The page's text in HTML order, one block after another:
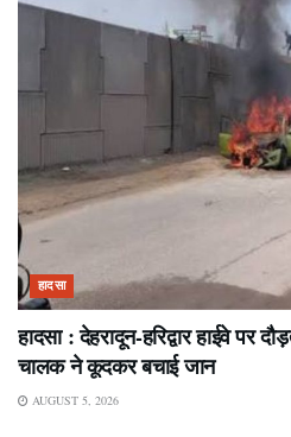
हादसा
हादसा : देहरादून-हरिद्वार हाईवे पर
चालक ने कूदकर बचाई जान
AUGUST 5, 2026